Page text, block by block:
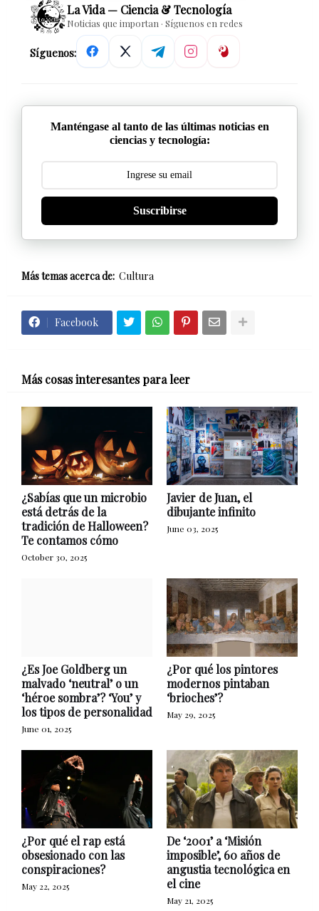
La Vida — Ciencia & Tecnología
Noticias que importan · Síguenos en redes
Síguenos:
Manténgase al tanto de las últimas noticias en
ciencias y tecnología:
Suscribirse
Más temas acerca de: Cultura
Facebook
Más cosas interesantes para leer
¿Sabías que un microbio
está detrás de la
tradición de Halloween?
Te contamos cómo
October 30, 2025
Javier de Juan, el
dibujante infinito
June 03, 2025
¿Es Joe Goldberg un
malvado ‘neutral’ o un
‘héroe sombra’? ‘You’ y
los tipos de personalidad
June 01, 2025
¿Por qué los pintores
modernos pintaban
‘brioches’?
May 29, 2025
¿Por qué el rap está
obsesionado con las
conspiraciones?
May 22, 2025
De ‘2001’ a ‘Misión
imposible’, 60 años de
angustia tecnológica en
el cine
May 21, 2025